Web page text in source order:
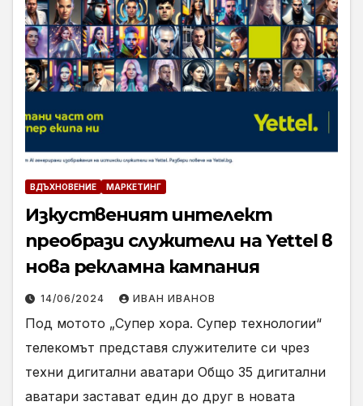
ВДЪХНОВЕНИЕ МАРКЕТИНГ
Изкуственият интелект
преобрази служители на Yettel в
нова рекламна кампания
14/06/2024 ИВАН ИВАНОВ
Под мотото „Супер хора. Супер технологии“
телекомът представя служителите си чрез
техни дигитални аватари Общо 35 дигитални
аватари застават един до друг в новата